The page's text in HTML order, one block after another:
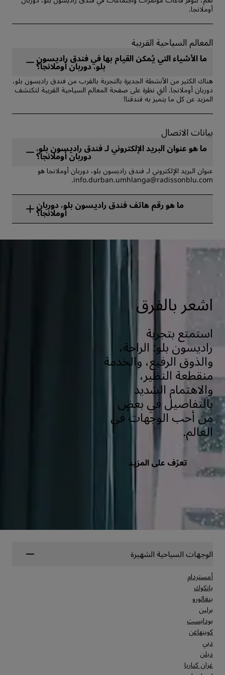
حافلة نقل من المطار وإليه, شاطئ, على شاطئ البحر, الدفع غير النقدي,
والحضور عن بُعد, اجتماع ذو حلول تقنية عصرية تجمع بين الحضور الفعلي
والحضور عن بُعد, معتمد في مجال الرياضة, إقامات مستدامة, الفعاليات
المميزة للجمعيات, سفر القطاع الحكومي.
أوملانجا.
المعالم السياحية القريبة
ما الأشياء التي يُمكن القيام بها في فندق راديسون
بلو، دوربان أوملانجا؟
هناك الكثير من الأنشطة الجديرة بالتجربة بالقرب من فندق راديسون بلو،
دوربان أوملانجا. ‏‫‏‫ألقِ نظرة على صفحة المعالم السياحية القريبة لتكتشف
المزيد عن كل ما يتميز به فندقنا!
بيانات الاتصال
ما هو عنوان البريد الإلكتروني لـ فندق راديسون بلو،
دوربان أوملانجا؟
عنوان البريد الإلكتروني لـ فندق راديسون بلو، دوربان أوملانجا هو
info.durban.umhlanga@radissonblu.com.
ما هو رقم هاتف فندق راديسون بلو، دوربان
أوملانجا؟
اشعر بالفرق
استمتع بتجربة
راديسون بلو: الراحة،
والذوق الرفيع، والخدمة
منقطعة النظير،
والاهتمام الشديد
بالتفاصيل في بعضٍ
من أحب الوجهات في
العالم.
تعرّف على المزيد
الوجهات السياحية الشهيرة
أمستردام
بانكوك
بنغالورو
برلين
بودابست
كوبنهاغن
دبي
دبلن
غران كناريا